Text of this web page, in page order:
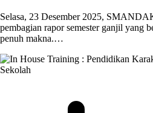
Selasa, 23 Desember 2025,
pembagian rapor semester ganjil yang
penuh makna.…
Sekolah